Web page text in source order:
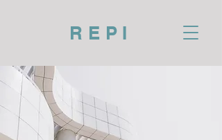
REPI